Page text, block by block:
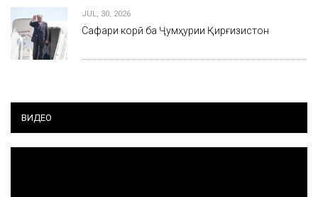
JUL, 30, 2026
Сафари корӣ ба Ҷумҳурии Қирғизистон
ВИДЕО